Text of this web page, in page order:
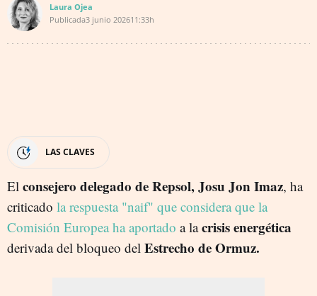
Laura Ojea
Publicada3 junio 202611:33h
LAS CLAVES
El consejero delegado de Repsol, Josu Jon Imaz, ha
criticado la respuesta "naif" que considera que la
Comisión Europea ha aportado a lacrisis energética
derivada del bloqueo del Estrecho de Ormuz.